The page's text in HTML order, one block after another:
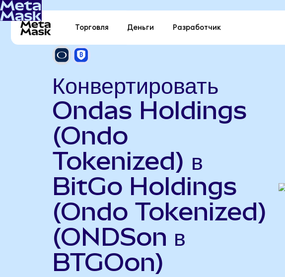
Торговля Деньги Разработчик
Конвертировать
Ondas Holdings
(Ondo
Tokenized) в
BitGo Holdings
(Ondo Tokenized)
(ONDSon в
BTGOon)